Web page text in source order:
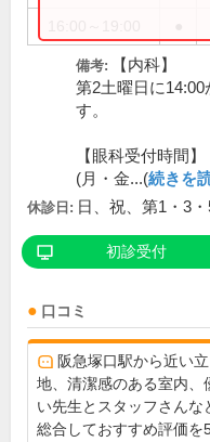
備考:
【内科】
第2土曜日に14:00
す。
【眼科受付時間】
(月・金...(続きを
休診日: 日、祝、第1・3
初診受付
口コミ
阪急塚口駅から近い立
地、清潔感のある室内、
い先生とスタッフさんな
総合しておすすめ評価を